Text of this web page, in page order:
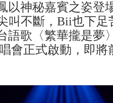
以神秘嘉賓之姿登
叫不斷，Bii也下
語歌〈繁華攏是夢
會正式啟動，即將